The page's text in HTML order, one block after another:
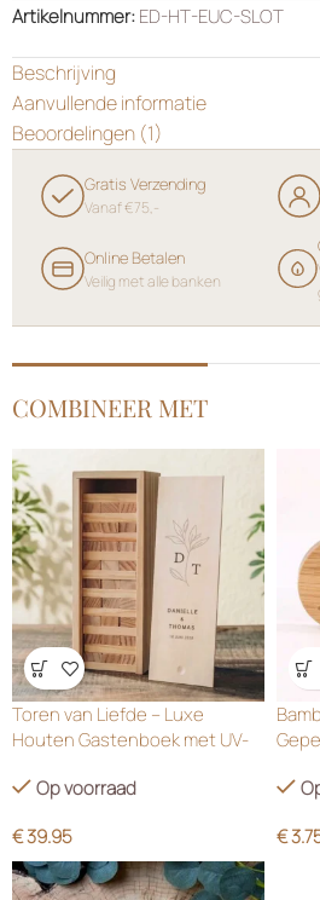
Artikelnummer:ED-HT-EUC-SLOT
Beschrijving
Aanvullende informatie
Beoordelingen (1)
Gratis Verzending
Vanaf €75,-
Online Betalen
Veilig met alle banken
COMBINEER MET
Wensenlijst
Toren van Liefde – Luxe
Houten Gastenboek met UV-
Op voorraad
€39.95
€